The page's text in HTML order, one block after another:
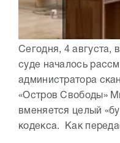
Сегодня, 4 августа,
суде началось
администратора
«Остров Свободы»
вменяется целый
кодекса. Как